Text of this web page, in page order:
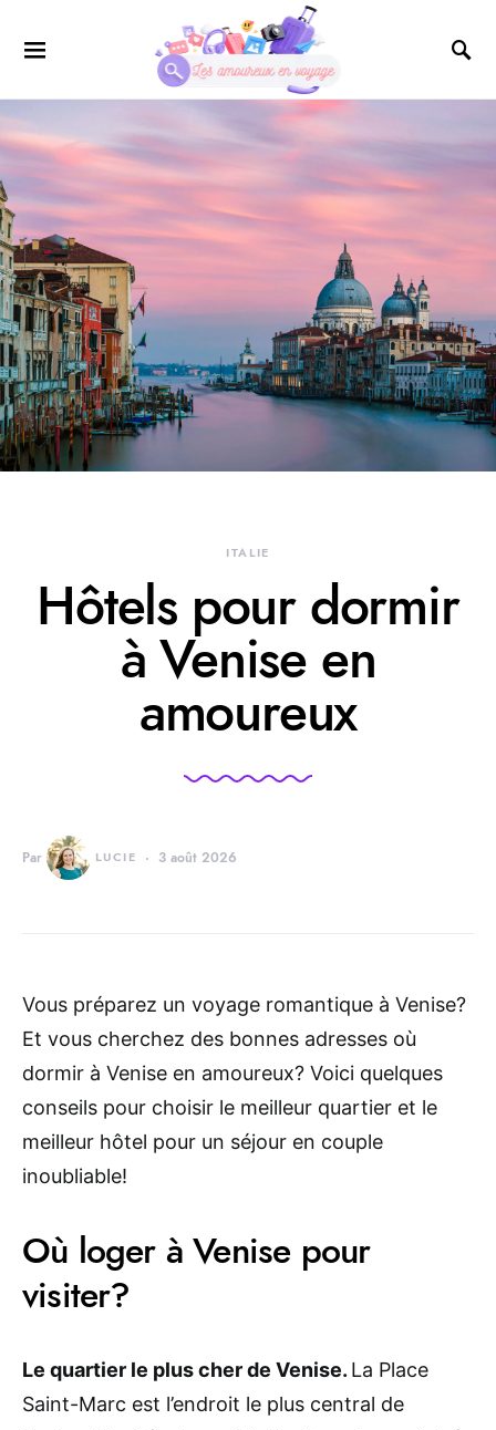
ITALIE
Hôtels pour dormir
à Venise en
amoureux
Par LUCIE 3 août 2026
Vous préparez un voyage romantique à Venise?
Et vous cherchez des bonnes adresses où
dormir à Venise en amoureux? Voici quelques
conseils pour choisir le meilleur quartier et le
meilleur hôtel pour un séjour en couple
inoubliable!
Où loger à Venise pour
visiter?
Le quartier le plus cher de Venise. La Place
Saint-Marc est l’endroit le plus central de